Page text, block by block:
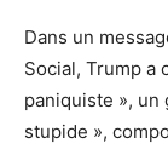
Dans un
Social, Trump a
paniquiste », un
stupide »,